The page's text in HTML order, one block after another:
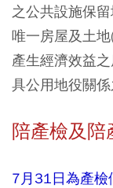
之公共設施保
唯一房屋及土
產生經濟效益
具公用地役關
陪產檢及陪
7月31日為產檢